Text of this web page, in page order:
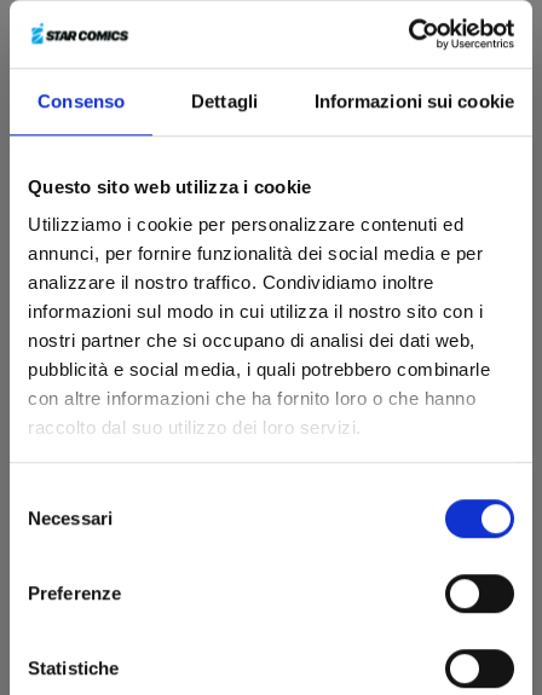
Consenso Dettagli Informazioni sui cookie
Questo sito web utilizza i cookie
Utilizziamo i cookie per personalizzare contenuti ed
annunci, per fornire funzionalità dei social media e per
analizzare il nostro traffico. Condividiamo inoltre
informazioni sul modo in cui utilizza il nostro sito con i
nostri partner che si occupano di analisi dei dati web,
pubblicità e social media, i quali potrebbero combinarle
con altre informazioni che ha fornito loro o che hanno
raccolto dal suo utilizzo dei loro servizi.
delNecessari
Preferenze
Statistiche